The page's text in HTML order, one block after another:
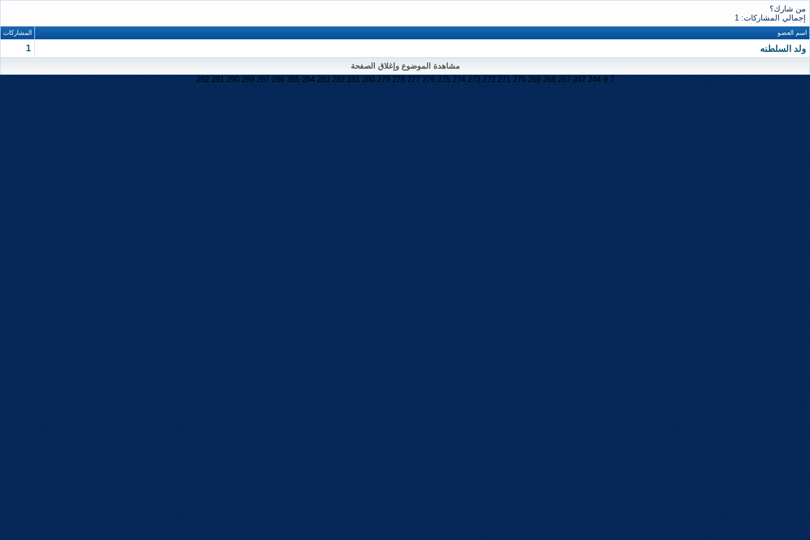
من شارك؟
إجمالي المشاركات: 1
اسم العضو المشاركات
ولد السلطنه 1
مشاهدة الموضوع وإغلاق الصفحة
7
9
244
247
267
268
269
270
271
272
273
274
275
276
277
278
279
280
281
282
283
284
285
286
287
289
290
291
292